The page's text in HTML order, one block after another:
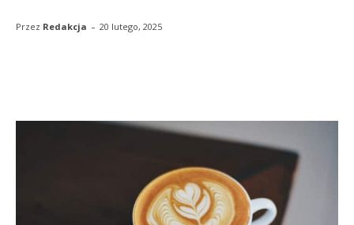
Przez Redakcja - 20 lutego, 2025